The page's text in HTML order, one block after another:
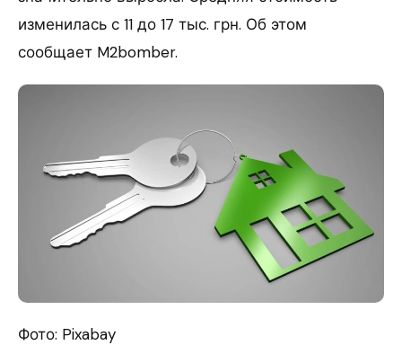
изменилась с 11 до 17 тыс. грн. Об этом
сообщает M2bomber.
Фото: Pixabay